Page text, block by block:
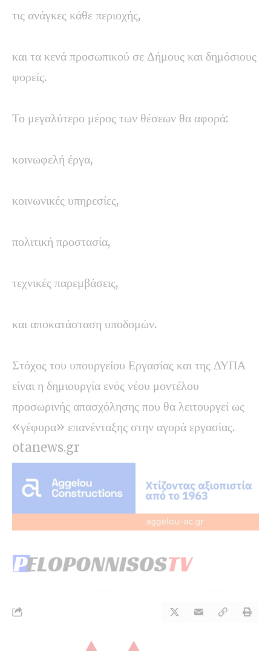
τις ανάγκες κάθε περιοχής,
και τα κενά προσωπικού σε Δήμους και δημόσιους
φορείς.
Το μεγαλύτερο μέρος των θέσεων θα αφορά:
κοινωφελή έργα,
κοινωνικές υπηρεσίες,
πολιτική προστασία,
τεχνικές παρεμβάσεις,
και αποκατάσταση υποδομών.
Στόχος του υπουργείου Εργασίας και της ΔΥΠΑ
είναι η δημιουργία ενός νέου μοντέλου
προσωρινής απασχόλησης που θα λειτουργεί ως
«γέφυρα» επανένταξης στην αγορά εργασίας.
otanews.gr